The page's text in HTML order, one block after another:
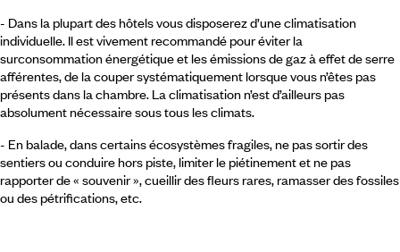
- Dans la plupart des hôtels vous disposerez d’une climatisation
individuelle. Il est vivement recommandé pour éviter la
surconsommation énergétique et les émissions de gaz à effet de serre
afférentes, de la couper systématiquement lorsque vous n’êtes pas
présents dans la chambre. La climatisation n’est d’ailleurs pas
absolument nécessaire sous tous les climats.
- En balade, dans certains écosystèmes fragiles, ne pas sortir des
sentiers ou conduire hors piste, limiter le piétinement et ne pas
rapporter de « souvenir », cueillir des fleurs rares, ramasser des fossiles
ou des pétrifications, etc.